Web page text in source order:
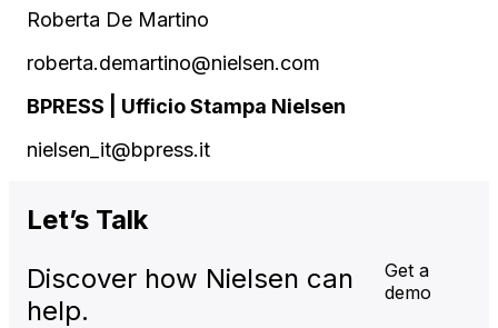
Roberta De Martino
roberta.demartino@nielsen.com
BPRESS | Ufficio Stampa Nielsen
nielsen_it@bpress.it
Let’s Talk
Discover how Nielsen can
help.
Get a
demo